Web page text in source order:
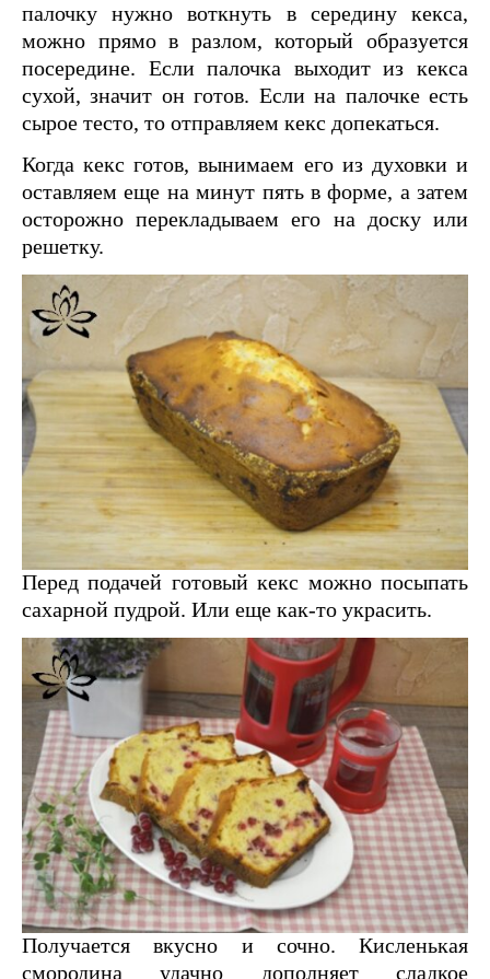
палочку нужно воткнуть в середину кекса,
можно прямо в разлом, который образуется
посередине. Если палочка выходит из кекса
сухой, значит он готов. Если на палочке есть
сырое тесто, то отправляем кекс допекаться.
Когда кекс готов, вынимаем его из духовки и
оставляем еще на минут пять в форме, а затем
осторожно перекладываем его на доску или
решетку.
Перед подачей готовый кекс можно посыпать
сахарной пудрой. Или еще как-то украсить.
Получается вкусно и сочно. Кисленькая
смородина удачно дополняет сладкое